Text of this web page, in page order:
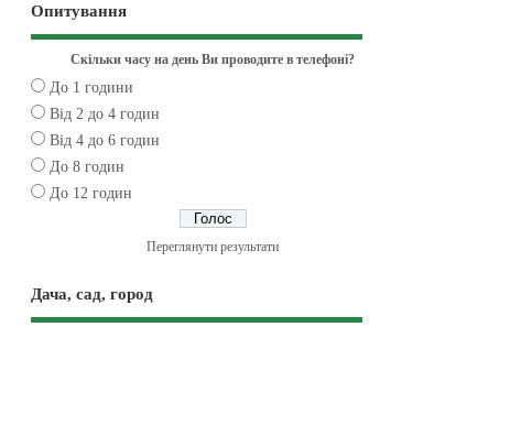
Опитування
Скільки часу на день Ви проводите в телефоні?
До 1 години
Від 2 до 4 годин
Від 4 до 6 годин
До 8 годин
До 12 годин
Переглянути результати
Дача, сад, город